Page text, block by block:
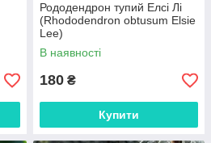
Рододендрон тупий Елсі Лі
(Rhododendron obtusum Elsie
Lee)
В наявності
180 ₴
Купити